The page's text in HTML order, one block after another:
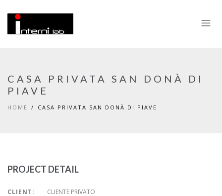
CASA PRIVATA SAN DONÀ DI
PIAVE
HOME CASA PRIVATA SAN DONÀ DI PIAVE
PROJECT DETAIL
CLIENT:
CLIENTE PRIVATO